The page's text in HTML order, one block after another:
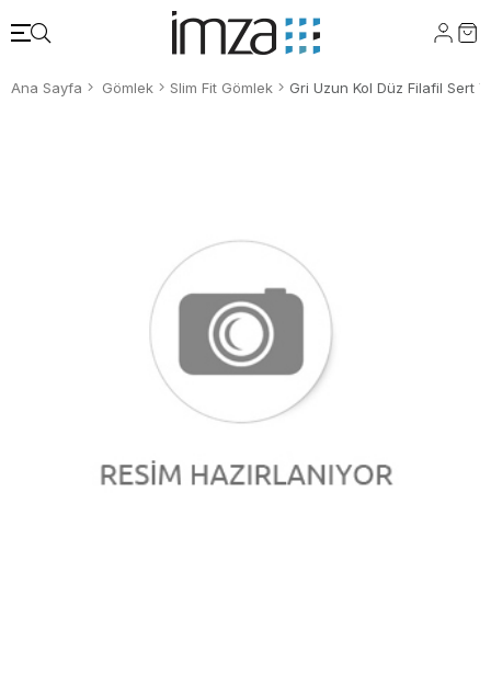
Ana Sayfa Gömlek Slim Fit Gömlek